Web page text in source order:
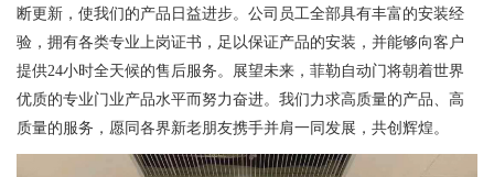
断更新，使我们的产品日益进步。公司员工全部具有丰富的安装经
验，拥有各类专业上岗证书，足以保证产品的安装，并能够向客户
提供24小时全天候的售后服务。展望未来，菲勒自动门将朝着世界
优质的专业门业产品水平而努力奋进。我们力求高质量的产品、高
质量的服务，愿同各界新老朋友携手并肩一同发展，共创辉煌。